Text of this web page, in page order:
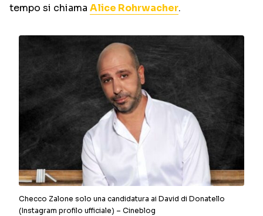
tempo si chiama Alice Rohrwacher.
Checco Zalone solo una candidatura ai David di Donatello
(Instagram profilo ufficiale) – Cineblog